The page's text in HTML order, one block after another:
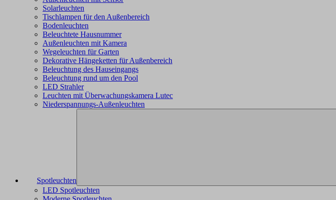
Solarleuchten
Tischlampen für den Außenbereich
Bodenleuchten
Beleuchtete Hausnummer
Außenleuchten mit Kamera
Wegeleuchten für Garten
Dekorative Hängeketten für Außenbereich
Beleuchtung des Hauseingangs
Beleuchtung rund um den Pool
LED Strahler
Leuchten mit Überwachungskamera Lutec
Niederspannungs-Außenleuchten
Spotleuchten
LED Spotleuchten